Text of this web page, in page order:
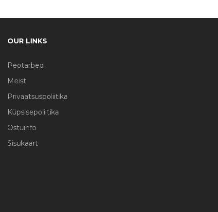
OUR LINKS
Peotarbed
Meist
Privaatsuspoliitika
Küpsisepoliitika
Ostuinfo
Sisukaart